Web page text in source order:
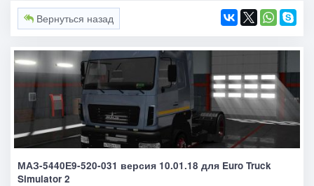
Вернуться назад
МАЗ-5440Е9-520-031 версия 10.01.18 для Euro Truck
Simulator 2